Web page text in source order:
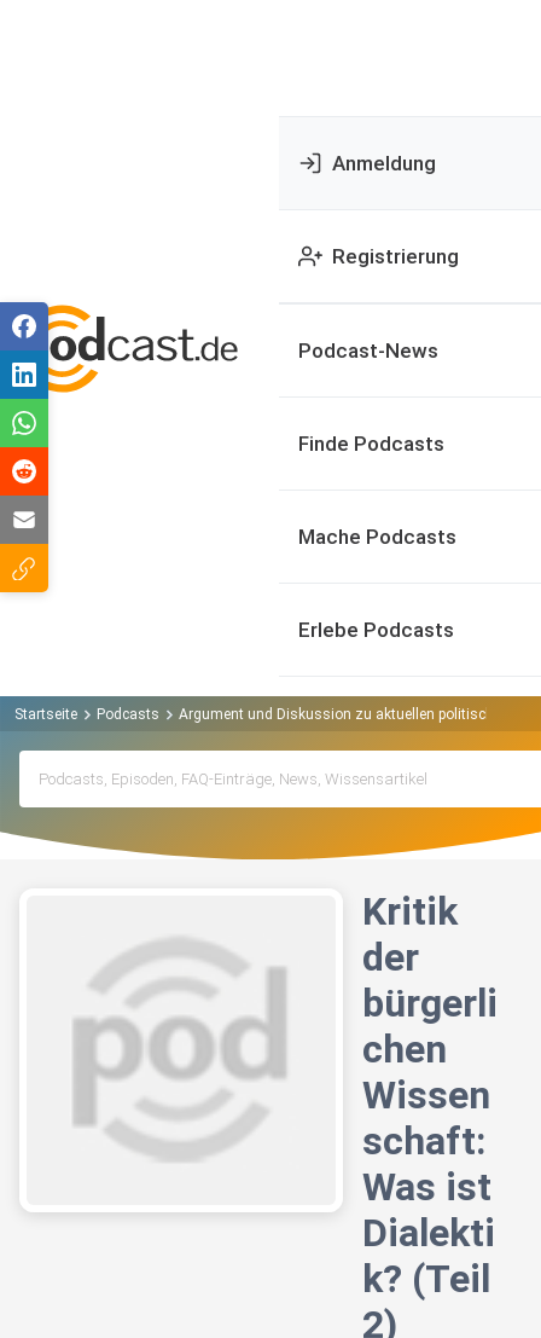
Anmeldung
Registrierung
Podcast-News
Finde Podcasts
Mache Podcasts
Erlebe Podcasts
Startseite Podcasts Argument und Diskussion zu aktuellen politischen
Kritik
der
bürgerli
chen
Wissen
schaft:
Was ist
Dialekti
k? (Teil
2)